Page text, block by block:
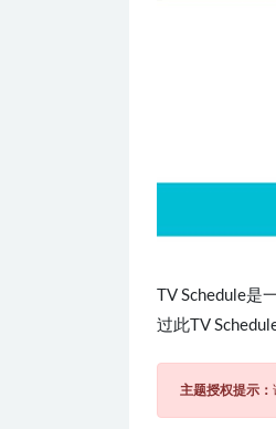
TV Schedule
过此TV
主题授权提示：